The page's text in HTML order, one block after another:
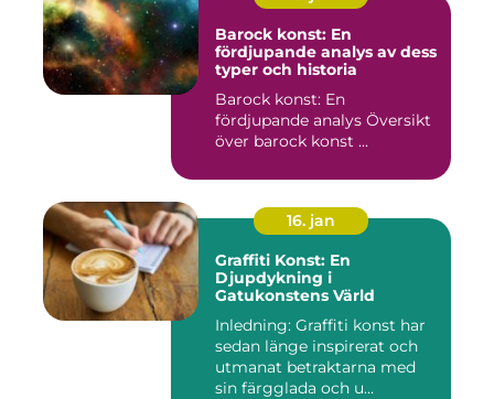
Barock konst: En
fördjupande analys av dess
typer och historia
Barock konst: En
fördjupande analys Översikt
över barock konst ...
16. jan
Graffiti Konst: En
Djupdykning i
Gatukonstens Värld
Inledning: Graffiti konst har
sedan länge inspirerat och
utmanat betraktarna med
sin färgglada och u...